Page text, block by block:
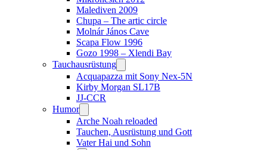
Malediven 2009
Chupa – The artic circle
Molnár János Cave
Scapa Flow 1996
Gozo 1998 – Xlendi Bay
Tauchausrüstung
Acquapazza mit Sony Nex-5N
Kirby Morgan SL17B
JJ-CCR
Humor
Arche Noah reloaded
Tauchen, Ausrüstung und Gott
Vater Hai und Sohn